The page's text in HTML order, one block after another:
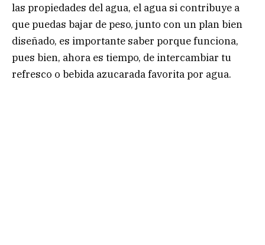
las propiedades del agua, el agua si contribuye a
que puedas bajar de peso, junto con un plan bien
diseñado, es importante saber porque funciona,
pues bien, ahora es tiempo, de intercambiar tu
refresco o bebida azucarada favorita por agua.